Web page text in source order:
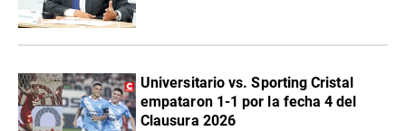
Universitario vs. Sporting Cristal
empataron 1-1 por la fecha 4 del
Clausura 2026